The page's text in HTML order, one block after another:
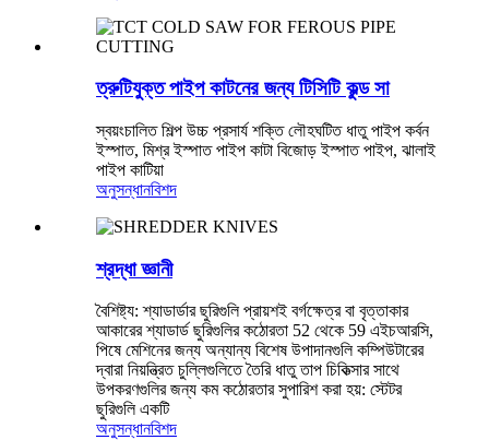
ত্রুটিযুক্ত পাইপ কাটনের জন্য টিসিটি কুল্ড সা
স্বয়ংচালিত শিল্প উচ্চ প্রসার্য শক্তি লৌহঘটিত ধাতু পাইপ কর্বন
ইস্পাত, মিশ্র ইস্পাত পাইপ কাটা বিজোড় ইস্পাত পাইপ, ঝালাই
পাইপ কাটিয়া
অনুসন্ধানবিশদ
শ্রদ্ধা জ্ঞানী
বৈশিষ্ট্য: শ্যাডার্ডার ছুরিগুলি প্রায়শই বর্গক্ষেত্র বা বৃত্তাকার
আকারের শ্যাডার্ড ছুরিগুলির কঠোরতা 52 থেকে 59 এইচআরসি,
পিষে মেশিনের জন্য অন্যান্য বিশেষ উপাদানগুলি কম্পিউটারের
দ্বারা নিয়ন্ত্রিত চুল্লিগুলিতে তৈরি ধাতু তাপ চিকিত্সার সাথে
উপকরণগুলির জন্য কম কঠোরতার সুপারিশ করা হয়: স্টেটর
ছুরিগুলি একটি
অনুসন্ধানবিশদ